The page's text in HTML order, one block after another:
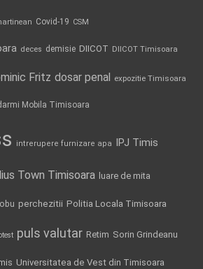
Covid-19 CSM
deces demisie DIICOT DIICOT Timisoara
Fritz dosar penal expozitie Timisoara
Mobila Timisoara
intrerupere furnizare apa IPJ Timis
Town Timisoara luare de mita
perchezitii Politia Locala Timisoara
puls valutar Retim Sorin Grindeanu
Universitatea de Vest din Timisoara